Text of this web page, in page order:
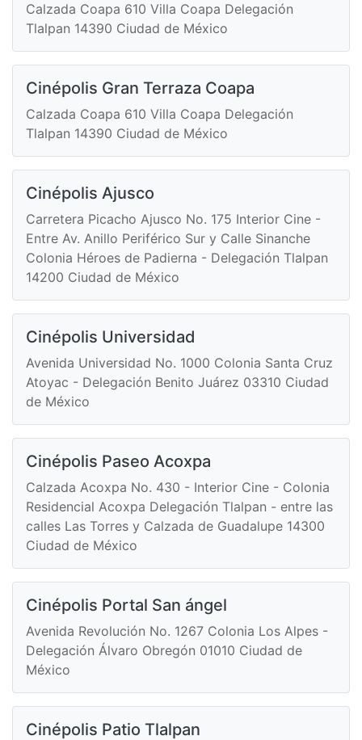
Calzada Coapa 610 Villa Coapa Delegación
Tlalpan 14390 Ciudad de México
Cinépolis Gran Terraza Coapa
Calzada Coapa 610 Villa Coapa Delegación
Tlalpan 14390 Ciudad de México
Cinépolis Ajusco
Carretera Picacho Ajusco No. 175 Interior Cine -
Entre Av. Anillo Periférico Sur y Calle Sinanche
Colonia Héroes de Padierna - Delegación Tlalpan
14200 Ciudad de México
Cinépolis Universidad
Avenida Universidad No. 1000 Colonia Santa Cruz
Atoyac - Delegación Benito Juárez 03310 Ciudad
de México
Cinépolis Paseo Acoxpa
Calzada Acoxpa No. 430 - Interior Cine - Colonia
Residencial Acoxpa Delegación Tlalpan - entre las
calles Las Torres y Calzada de Guadalupe 14300
Ciudad de México
Cinépolis Portal San ángel
Avenida Revolución No. 1267 Colonia Los Alpes -
Delegación Álvaro Obregón 01010 Ciudad de
México
Cinépolis Patio Tlalpan